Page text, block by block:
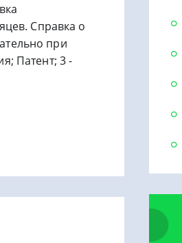
Справка о
при
Патент; 3 -